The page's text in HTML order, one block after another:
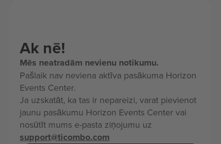
Ak nē!
Mēs neatradām nevienu notikumu.
Pašlaik nav neviena aktīva pasākuma Horizon
Events Center.
Ja uzskatāt, ka tas ir nepareizi, varat pievienot
jaunu pasākumu Horizon Events Center vai
nosūtīt mums e-pasta ziņojumu uz
support@ticombo.com